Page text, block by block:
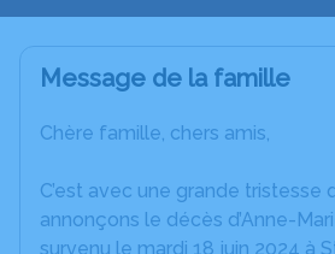
Message de la famille
Chère famille, chers amis,
C’est avec une grande tristesse
annonçons le décès d’Anne-
survenu le mardi 18 juin 2024 à